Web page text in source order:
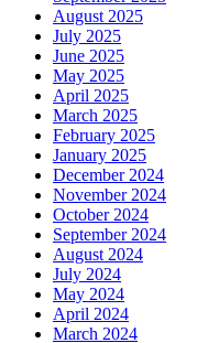
August 2025
July 2025
June 2025
May 2025
April 2025
March 2025
February 2025
January 2025
December 2024
November 2024
October 2024
September 2024
August 2024
July 2024
May 2024
April 2024
March 2024